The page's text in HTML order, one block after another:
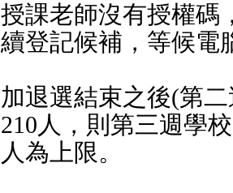
授課老師沒有授權碼
續登記候補，等候電
加退選結束之後(第
210人，則第三週學
人為上限。